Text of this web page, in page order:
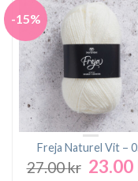
-15%
Freja Naturel Vit –
27.00kr Det
23.00